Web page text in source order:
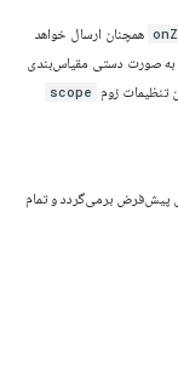
همچنان ارسال خواهد
به صورت دستی مقیاس‌بندی
تنظیمات زوم scope
پیش‌فرض برمی‌گردد و تمام